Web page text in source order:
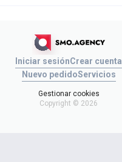
Iniciar sesiónCrear cuenta
Nuevo pedidoServicios
Gestionar cookies
Copyright © 2026